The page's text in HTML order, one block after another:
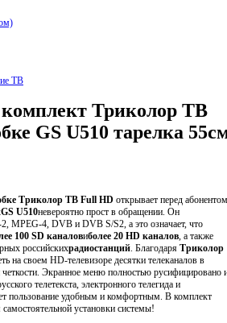
ТВ
Триколор ТВ
GS U510 тарелка
Триколор ТВ Full HD открывает перед абонентом
GS U510невероятно прост в обращении. Он
MPEG-4, DVB и DVB S/S2, а это означает, что
100 SD каналовиболее 20 HD каналов, а также
российскихрадиостанций. Благодаря Триколор
на своем HD-телевизоре десятки телеканалов в
Экранное меню полностью русифицировано
телетекста, электронного телегида и
пользование удобным и комфортным. В комплект
установки системы!